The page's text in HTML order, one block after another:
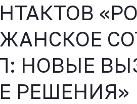
НОВЫЕ
РЕШЕНИЯ»